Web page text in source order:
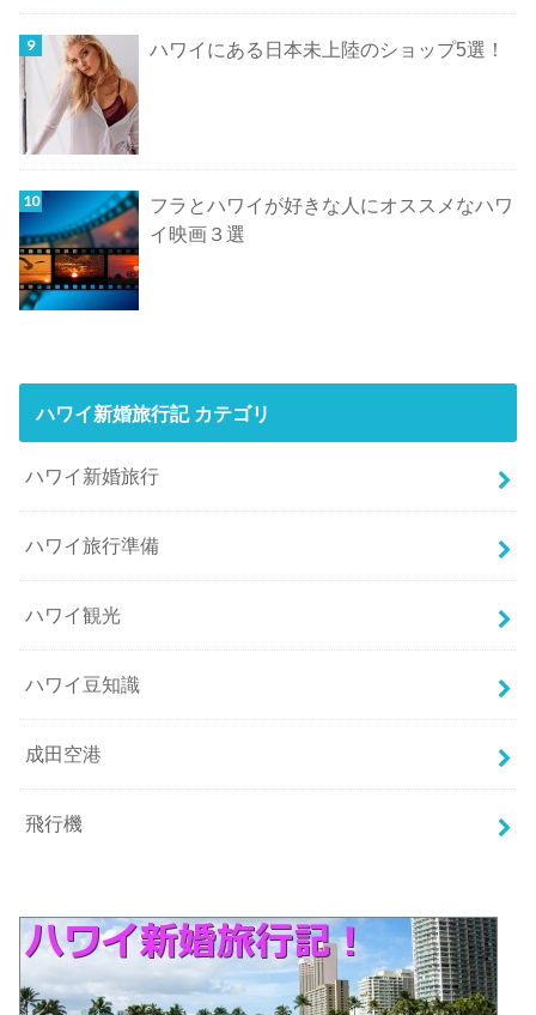
ハワイにある日本未上陸のショップ5選！
フラとハワイが好きな人にオススメなハワ
イ映画３選
ハワイ新婚旅行記 カテゴリ
ハワイ新婚旅行
ハワイ旅行準備
ハワイ観光
ハワイ豆知識
成田空港
飛行機